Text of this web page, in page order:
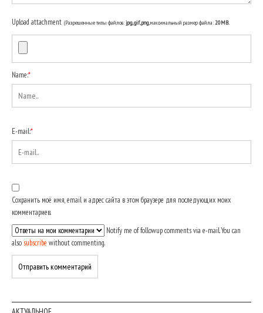
Upload attachment (Разрешенные типы файлов:jpg, gif, png, максимальный размер файла:20MB.
Name:*
E-mail:*
Сохранить моё имя, email и адрес сайта в этом браузере для последующих моих
комментариев.
Notify me of followup comments via e-mail. You can
also subscribe without commenting.